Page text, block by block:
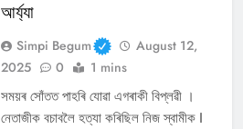
আৰ্য্যা
Simpi Begum
August 12,
2025
0 1 mins
সময়ৰ সোঁতত পাহৰি যোৱা এগৰাকী বিপ্লৱী ।
নেতাজীক বচাবলৈ হত্যা কৰিছিল নিজ স্বামীক I